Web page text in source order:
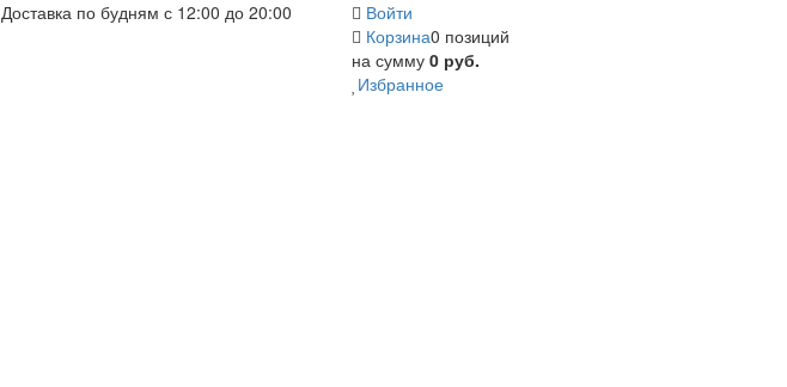
Доставка по будням с 12:00 до 20:00
Войти
Корзина0 позиций
на сумму 0 руб.
Избранное